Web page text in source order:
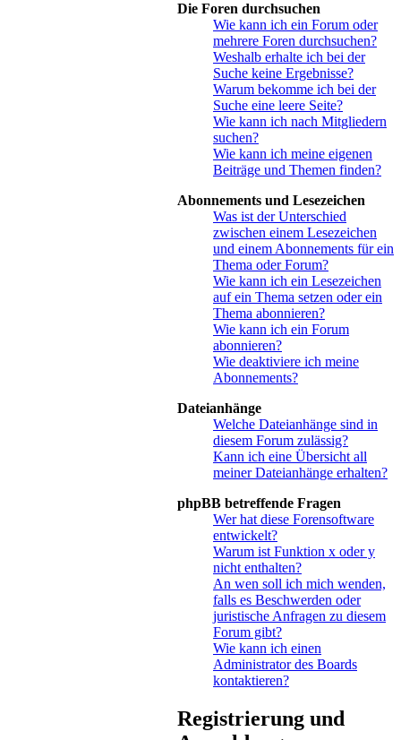
Die Foren durchsuchen
Wie kann ich ein Forum oder
mehrere Foren durchsuchen?
Weshalb erhalte ich bei der
Suche keine Ergebnisse?
Warum bekomme ich bei der
Suche eine leere Seite?
Wie kann ich nach Mitgliedern
suchen?
Wie kann ich meine eigenen
Beiträge und Themen finden?
Abonnements und Lesezeichen
Was ist der Unterschied
zwischen einem Lesezeichen
und einem Abonnements für ein
Thema oder Forum?
Wie kann ich ein Lesezeichen
auf ein Thema setzen oder ein
Thema abonnieren?
Wie kann ich ein Forum
abonnieren?
Wie deaktiviere ich meine
Abonnements?
Dateianhänge
Welche Dateianhänge sind in
diesem Forum zulässig?
Kann ich eine Übersicht all
meiner Dateianhänge erhalten?
phpBB betreffende Fragen
Wer hat diese Forensoftware
entwickelt?
Warum ist Funktion x oder y
nicht enthalten?
An wen soll ich mich wenden,
falls es Beschwerden oder
juristische Anfragen zu diesem
Forum gibt?
Wie kann ich einen
Administrator des Boards
kontaktieren?
Registrierung und